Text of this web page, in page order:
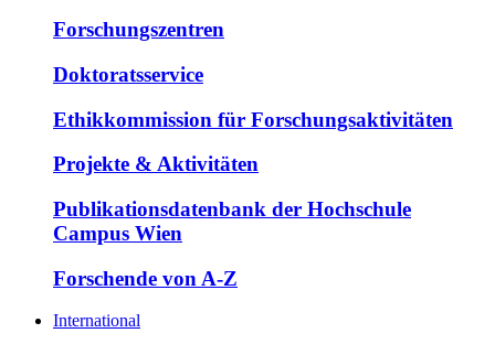
Forschungszentren
Doktoratsservice
Ethikkommission für Forschungsaktivitäten
Projekte & Aktivitäten
Publikationsdatenbank der Hochschule
Campus Wien
Forschende von A-Z
International